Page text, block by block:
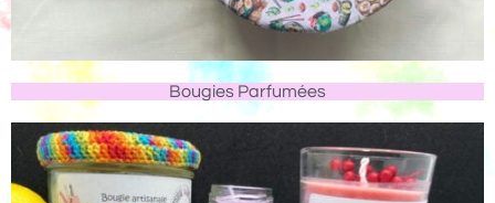
Bougies Parfumées